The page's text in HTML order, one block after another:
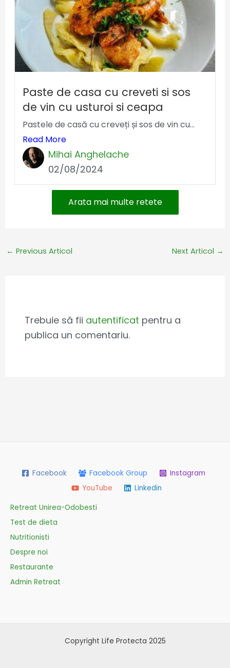
Paste de casa cu creveti si sos
de vin cu usturoi si ceapa
Pastele de casă cu creveți și sos de vin cu...
Read More
Mihai Anghelache
02/08/2024
Arata mai multe retete
← Previous Articol Next Articol →
Trebuie să fii autentificat pentru a
publica un comentariu.
Facebook Facebook Group
Instagram
YouTube
Linkedin
Retreat Unirea-Odobesti
Test de dieta
Nutritionisti
Despre noi
Restaurante
Admin Retreat
Copyright Life Protecta 2025